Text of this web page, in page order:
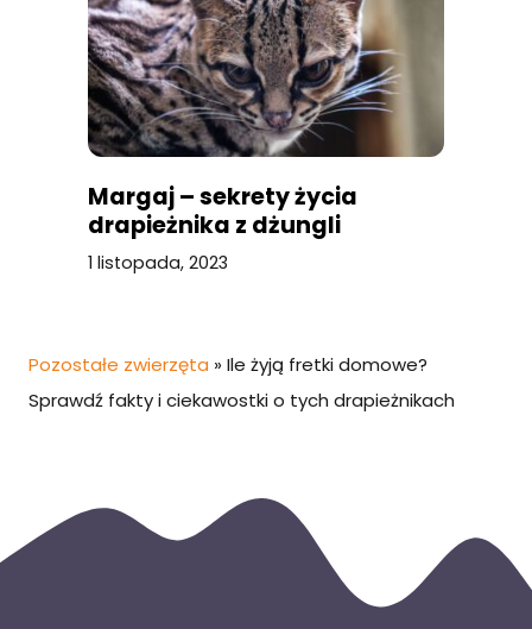
Margaj – sekrety życia
drapieżnika z dżungli
1 listopada, 2023
Pozostałe zwierzęta » Ile żyją fretki domowe?
Sprawdź fakty i ciekawostki o tych drapieżnikach